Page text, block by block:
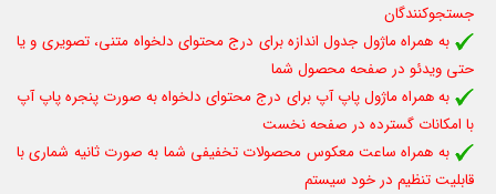
جستجوکنندگان
به همراه ماژول جدول اندازه برای درج محتوای دلخواه متنی، تصویری و یا
حتی ویدئو در صفحه محصول شما
به همراه ماژول پاپ آپ برای درج محتوای دلخواه به صورت پنجره پاپ آپ
با امکانات گسترده در صفحه نخست
به همراه ساعت معکوس محصولات تخفیفی شما به صورت ثانیه شماری با
قابلیت تنظیم در خود سیستم